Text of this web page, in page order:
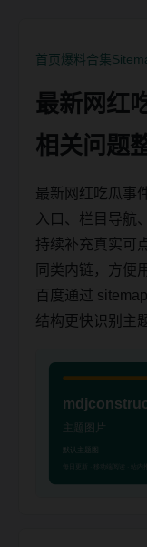
首页 爆料合集
最新网红
相关问题
最新网红吃瓜事
入口、栏目导航
持续补充真实可
同类内链，方便
百度通过
结构更快识别主